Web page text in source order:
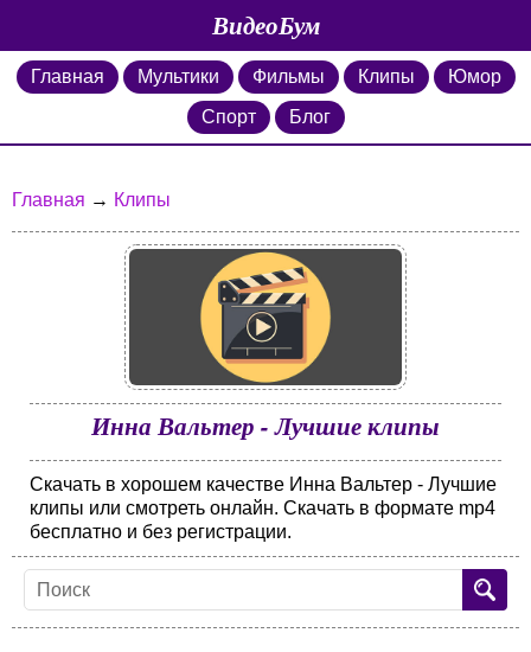
ВидеоБум
Главная Мультики Фильмы Клипы
Юмор
Спорт
Блог
Главная → Клипы
Инна Вальтер - Лучшие клипы
Скачать в хорошем качестве Инна Вальтер - Лучшие
клипы или смотреть онлайн. Скачать в формате mp4
бесплатно и без регистрации.